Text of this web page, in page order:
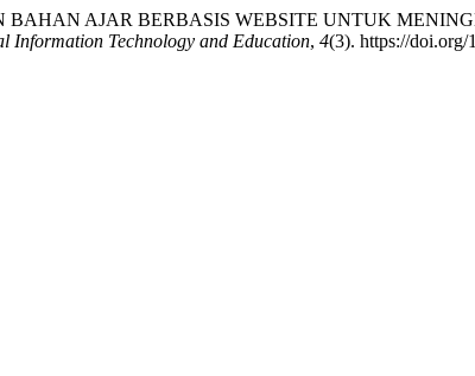
AJAR BERBASIS WEBSITE UNTUK
Information Technology and Education, 4(3). https://doi.org/